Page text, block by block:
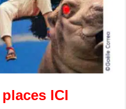
ICI